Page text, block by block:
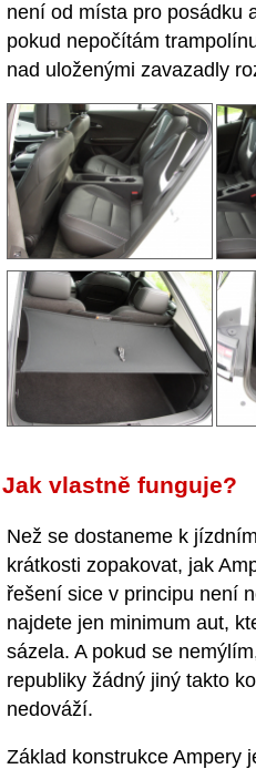
není od místa pro posádku
pokud nepočítám
nad uloženými zavazadly
Jak vlastně funguje?
Než se dostaneme k
krátkosti zopakovat, jak
řešení sice v principu není
najdete jen minimum aut,
sázela. A pokud se
republiky žádný jiný takto
nedováží.
Základ konstrukce Ampery